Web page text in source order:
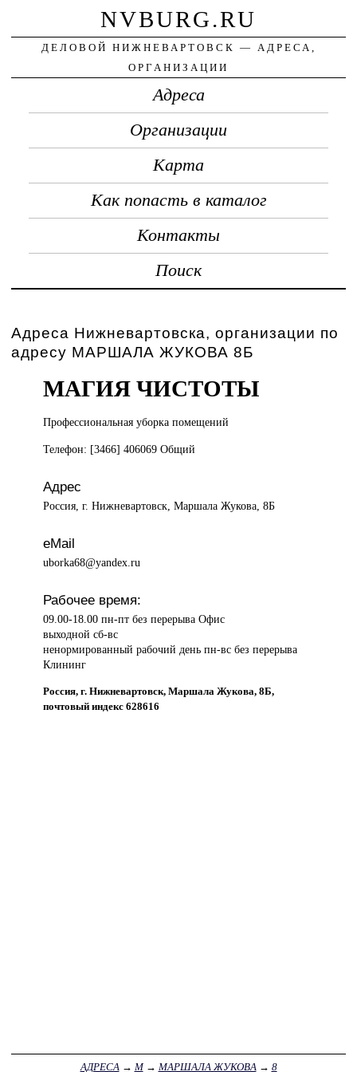
NVBURG.RU
ДЕЛОВОЙ НИЖНЕВАРТОВСК — АДРЕСА,
ОРГАНИЗАЦИИ
Адреса
Организации
Карта
Как попасть в каталог
Контакты
Поиск
Адреса Нижневартовска, организации по
адресу МАРШАЛА ЖУКОВА 8Б
МАГИЯ ЧИСТОТЫ
Профессиональная уборкапомещений
Телефон: [3466] 406069 Общий
Адрес
Россия, г. Нижневартовск, Маршала Жукова, 8Б
eMail
uborka68@yandex.ru
Рабочее время:
09.00-18.00 пн-пт без перерыва Офис
выходной сб-вс
ненормированный рабочий день пн-вс без перерыва
Клининг
Россия, г. Нижневартовск, Маршала Жукова, 8Б,
почтовый индекс 628616
АДРЕСА→ М→ МАРШАЛА ЖУКОВА→ 8